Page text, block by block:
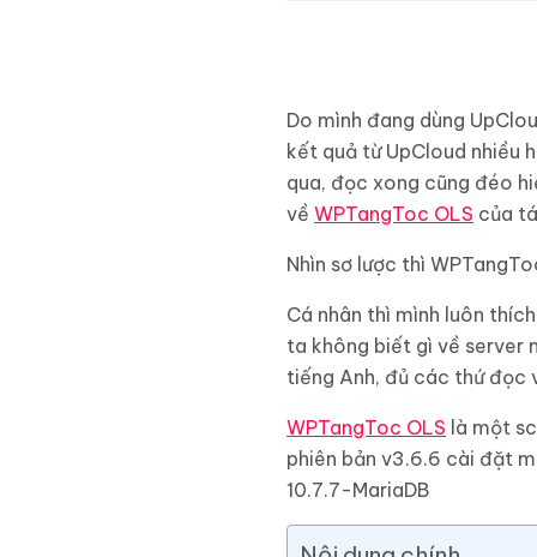
Do mình đang dùng
kết quả từ UpCloud nhiều
qua, đọc xong cũng đéo
về WPTangToc OLS của
Nhìn sơ lược thì
Cá nhân thì mình luôn
ta không biết gì về server
tiếng Anh, đủ các thứ đọc
WPTangToc OLS là một
phiên bản v3.6.6 cài đặt
10.7.7-MariaDB